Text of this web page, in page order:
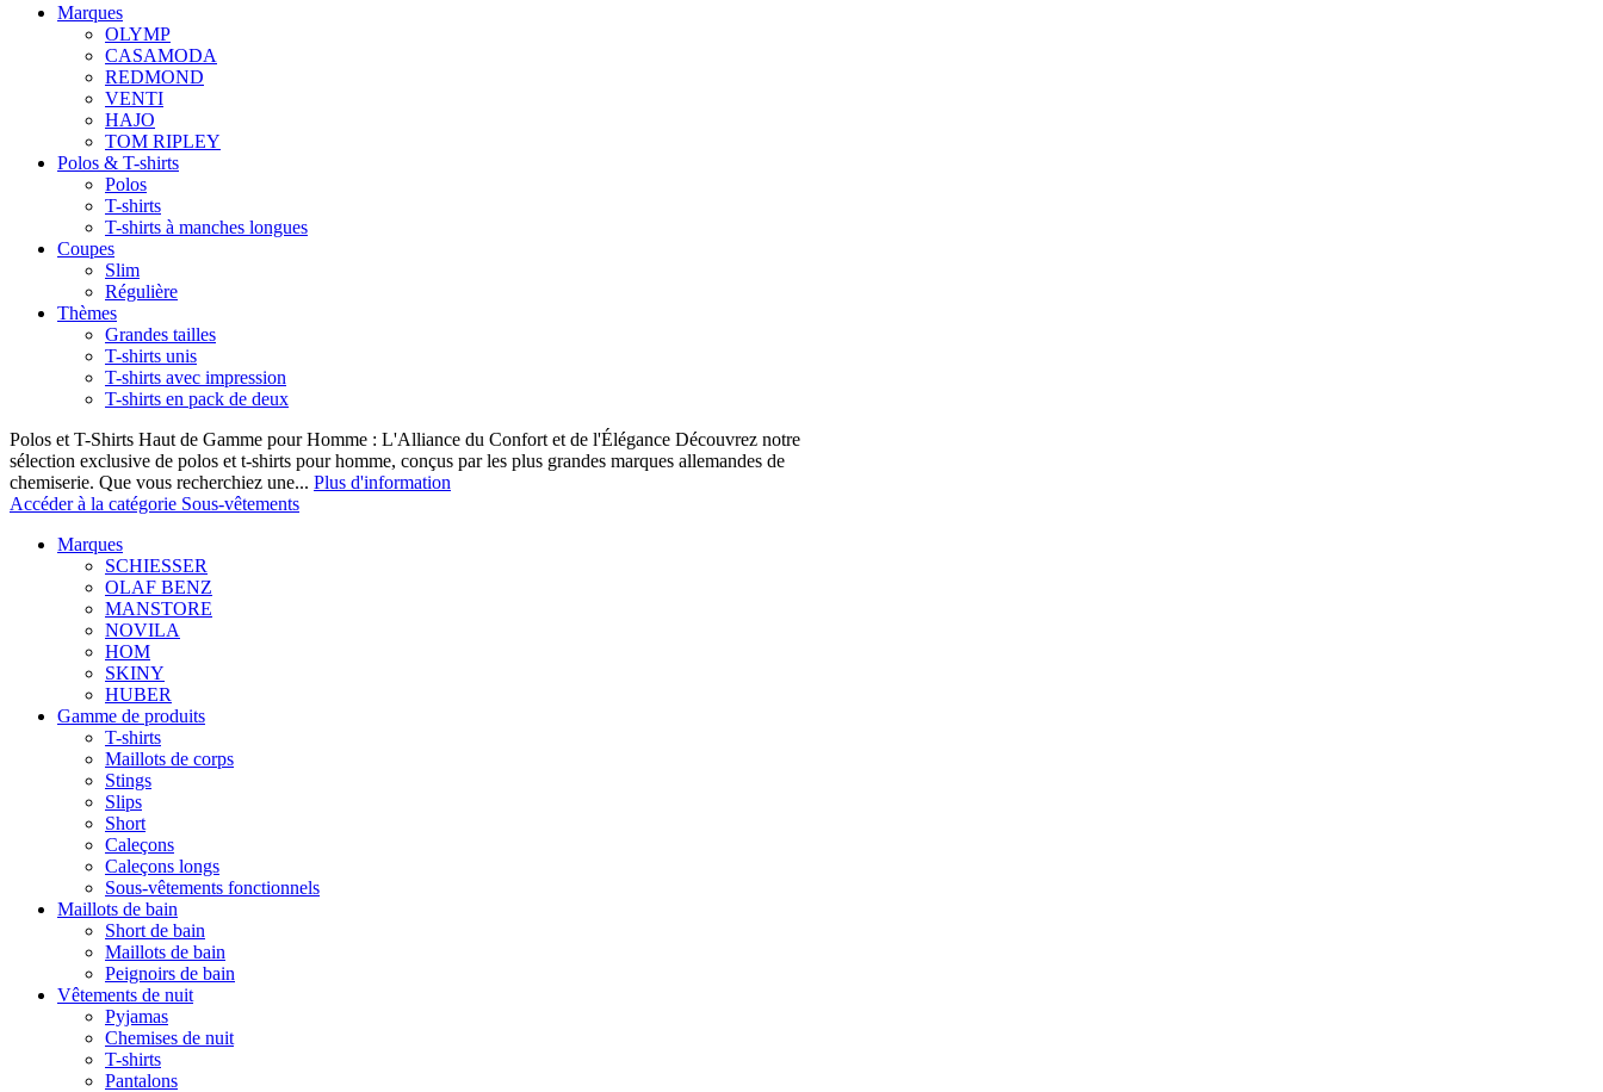
Marques
OLYMP
CASAMODA
REDMOND
VENTI
HAJO
TOM RIPLEY
Polos & T-shirts
Polos
T-shirts
T-shirts à manches longues
Coupes
Slim
Régulière
Thèmes
Grandes tailles
T-shirts unis
T-shirts avec impression
T-shirts en pack de deux
Polos et T-Shirts Haut de Gamme pour Homme : L'Alliance du Confort et de l'Élégance Découvrez notre
sélection exclusive de polos et t-shirts pour homme, conçus par les plus grandes marques allemandes de
chemiserie. Que vous recherchiez une... Plus d'information
Accéder à la catégorie Sous-vêtements
Marques
SCHIESSER
OLAF BENZ
MANSTORE
NOVILA
HOM
SKINY
HUBER
Gamme de produits
T-shirts
Maillots de corps
Stings
Slips
Short
Caleçons
Caleçons longs
Sous-vêtements fonctionnels
Maillots de bain
Short de bain
Maillots de bain
Peignoirs de bain
Vêtements de nuit
Pyjamas
Chemises de nuit
T-shirts
Pantalons